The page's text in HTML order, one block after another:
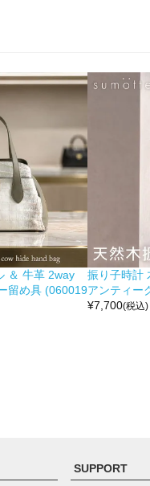
＆ 牛革 2way
留め具 (060019
振り子時計
アンティー
¥7,700(税込)
SUPPORT